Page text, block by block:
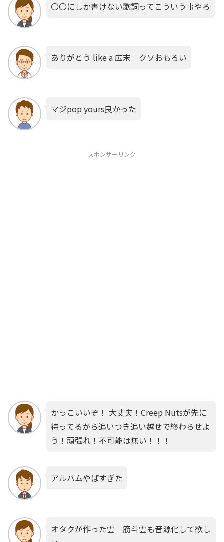
〇〇にしか書けない歌詞ってこういう事やろ
ありがとう like a 広末 クソおもろい
マジpop yours良かった
スポンサーリンク
かっこいいぞ！ 大丈夫！Creep Nutsが先に
待ってるから追いつき追い越せで終わらせよ
う！頑張れ！不可能は無い！！！
アルバムやばすぎた
オタクが作った雲 筋斗雲も音源化して欲し